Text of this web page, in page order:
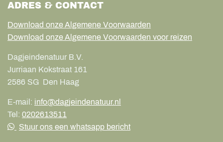
ADRES & CONTACT
Download onze Algemene Voorwaarden
Download onze Algemene Voorwaarden voor reizen
Dagjeindenatuur B.V.
Jurriaan Kokstraat 161
2586 SG Den Haag
E-mail: info@dagjeindenatuur.nl
Tel: 0202613511
Stuur ons een whatsapp bericht